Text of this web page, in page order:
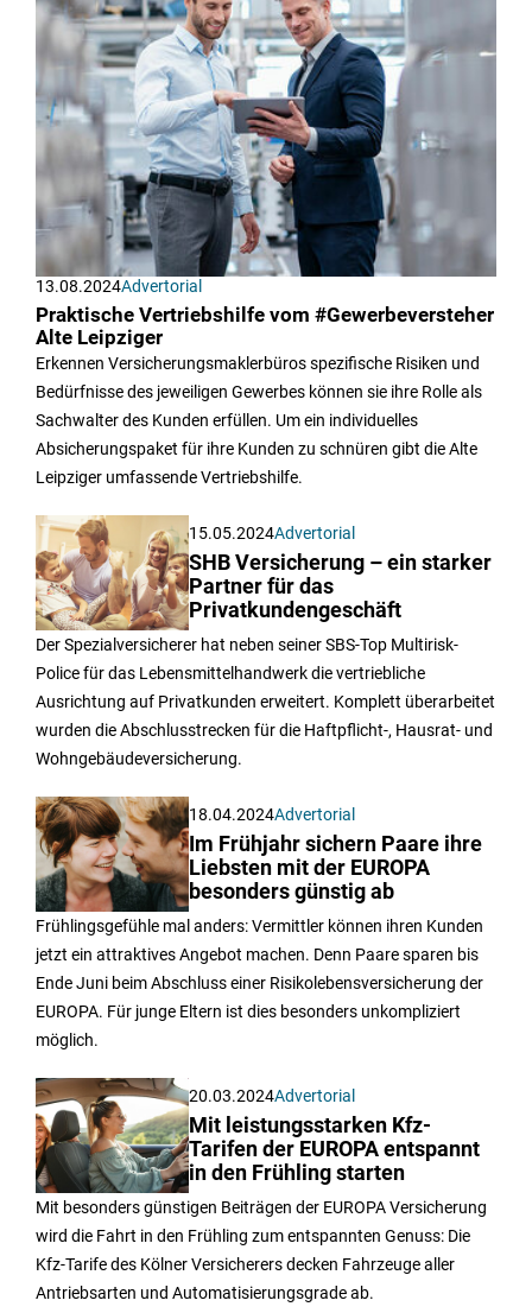
13.08.2024Advertorial
Praktische Vertriebshilfe vom #Gewerbeversteher
Alte Leipziger
Erkennen Versicherungsmaklerbüros spezifische Risiken und
Bedürfnisse des jeweiligen Gewerbes können sie ihre Rolle als
Sachwalter des Kunden erfüllen. Um ein individuelles
Absicherungspaket für ihre Kunden zu schnüren gibt die Alte
Leipziger umfassende Vertriebshilfe.
15.05.2024Advertorial
SHB Versicherung – ein starker
Partner für das
Privatkundengeschäft
Der Spezialversicherer hat neben seiner SBS-Top Multirisk-
Police für das Lebensmittelhandwerk die vertriebliche
Ausrichtung auf Privatkunden erweitert. Komplett überarbeitet
wurden die Abschlusstrecken für die Haftpflicht-, Hausrat- und
Wohngebäudeversicherung.
18.04.2024Advertorial
Im Frühjahr sichern Paare ihre
Liebsten mit der EUROPA
besonders günstig ab
Frühlingsgefühle mal anders: Vermittler können ihren Kunden
jetzt ein attraktives Angebot machen. Denn Paare sparen bis
Ende Juni beim Abschluss einer Risikolebensversicherung der
EUROPA. Für junge Eltern ist dies besonders unkompliziert
möglich.
20.03.2024Advertorial
Mit leistungsstarken Kfz-
Tarifen der EUROPA entspannt
in den Frühling starten
Mit besonders günstigen Beiträgen der EUROPA Versicherung
wird die Fahrt in den Frühling zum entspannten Genuss: Die
Kfz-Tarife des Kölner Versicherers decken Fahrzeuge aller
Antriebsarten und Automatisierungsgrade ab.